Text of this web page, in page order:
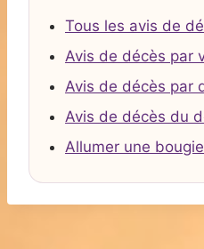
Tous les avis de
Avis de décès par
Avis de décès par
Avis de décès du
Allumer une